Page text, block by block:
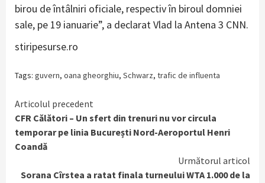
birou de întâlniri oficiale, respectiv în biroul domniei
sale, pe 19 ianuarie”, a declarat Vlad la Antena 3 CNN.
stiripesurse.ro
Tags: guvern, oana gheorghiu, Schwarz, trafic de influenta
Continue
Reading
Articolul precedent
CFR Călători – Un sfert din trenuri nu vor circula
temporar pe linia București Nord-Aeroportul Henri
Coandă
Următorul articol
Sorana Cîrstea a ratat finala turneului WTA 1.000 de la